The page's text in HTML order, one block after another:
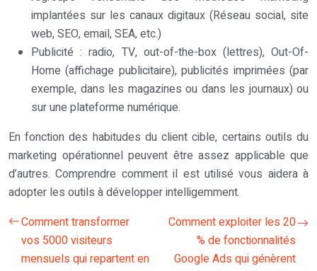
implantées sur les canaux digitaux (Réseau social, site
web, SEO, email, SEA, etc.)
Publicité : radio, TV, out-of-the-box (lettres), Out-Of-
Home (affichage publicitaire), publicités imprimées (par
exemple, dans les magazines ou dans les journaux) ou
sur une plateforme numérique.
En fonction des habitudes du client cible, certains outils du
marketing opérationnel peuvent être assez applicable que
d’autres. Comprendre comment il est utilisé vous aidera à
adopter les outils à développer intelligemment.
Comment transformer
vos 5000 visiteurs
mensuels qui repartent en
Comment exploiter les 20
% de fonctionnalités
Google Ads qui génèrent